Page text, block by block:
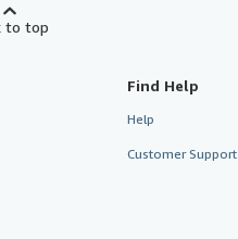
to top
Find Help
Help
Customer Support